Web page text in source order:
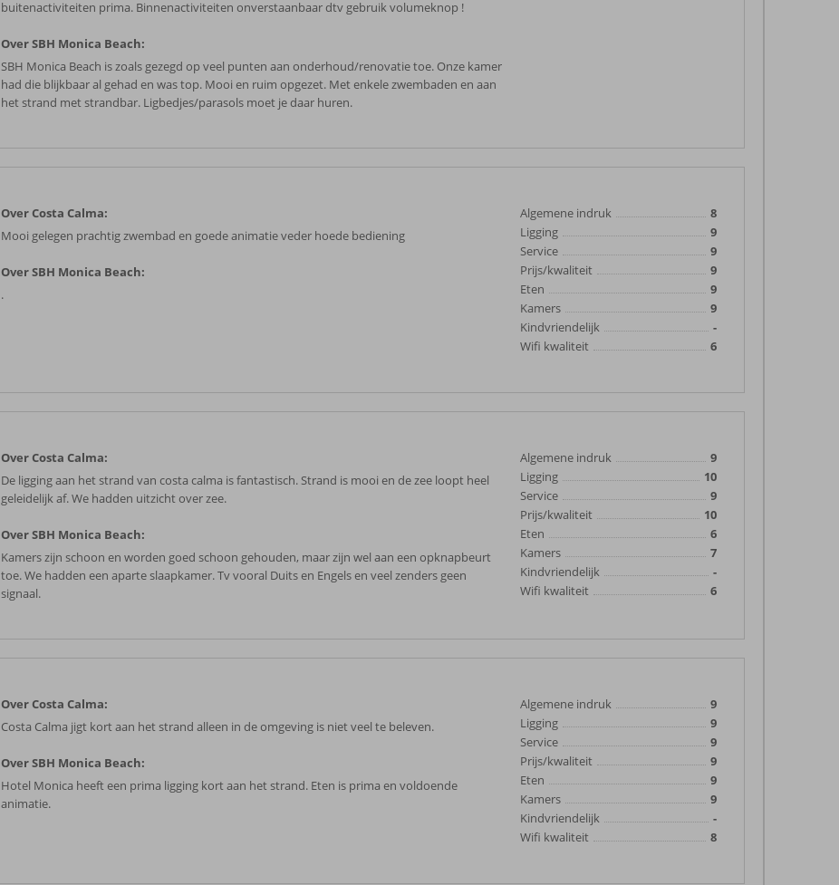
buitenactiviteiten prima. Binnenactiviteiten onverstaanbaar dtv gebruik volumeknop !
Over SBH Monica Beach:
SBH Monica Beach is zoals gezegd op veel punten aan onderhoud/renovatie toe. Onze kamer
had die blijkbaar al gehad en was top. Mooi en ruim opgezet. Met enkele zwembaden en aan
het strand met strandbar. Ligbedjes/parasols moet je daar huren.
Over Costa Calma:
Mooi gelegen prachtig zwembad en goede animatie veder hoede bediening
Over SBH Monica Beach:
.
Algemene indruk
8
Ligging
9
Service
9
Prijs/kwaliteit
9
Eten
9
Kamers
9
Kindvriendelijk
-
Wifi kwaliteit
6
Over Costa Calma:
De ligging aan het strand van costa calma is fantastisch. Strand is mooi en de zee loopt heel
geleidelijk af. We hadden uitzicht over zee.
Over SBH Monica Beach:
Kamers zijn schoon en worden goed schoon gehouden, maar zijn wel aan een opknapbeurt
toe. We hadden een aparte slaapkamer. Tv vooral Duits en Engels en veel zenders geen
signaal.
Algemene indruk
9
Ligging
10
Service
9
Prijs/kwaliteit
10
Eten
6
Kamers
7
Kindvriendelijk
-
Wifi kwaliteit
6
Over Costa Calma:
Costa Calma jigt kort aan het strand alleen in de omgeving is niet veel te beleven.
Over SBH Monica Beach:
Hotel Monica heeft een prima ligging kort aan het strand. Eten is prima en voldoende
animatie.
Algemene indruk
9
Ligging
9
Service
9
Prijs/kwaliteit
9
Eten
9
Kamers
9
Kindvriendelijk
-
Wifi kwaliteit
8